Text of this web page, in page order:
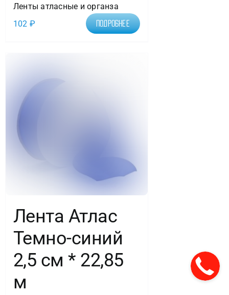
Ленты атласные и органза
102 ₽ Подробнее
Лента Атлас
Темно-синий
2,5 см * 22,85
м